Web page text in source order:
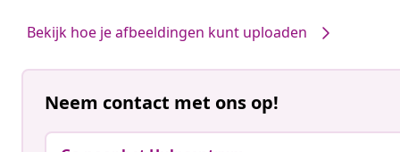
Bekijk hoe je afbeeldingen kunt uploaden
Neem contact met ons op!